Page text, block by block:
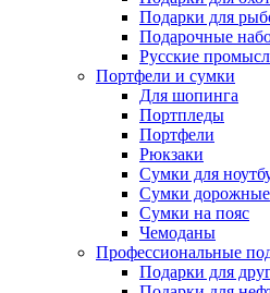
Подарки для
Подарочные
Русские
Портфели и сумки
Для шопинга
Портпледы
Портфели
Рюкзаки
Сумки для
Сумки дорожные
Сумки на пояс
Чемоданы
Профессиональные
Подарки для